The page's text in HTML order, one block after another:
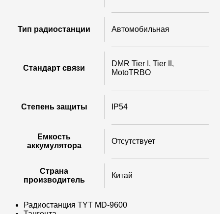
Тип радиостанции Автомобильная
Стандарт связи
DMR Tier I, Tier II,
MotoTRBO
Степень защиты IP54
Емкость
аккумулятора
Отсутствует
Страна
производитель
Китай
Радиостанция TYT MD-9600